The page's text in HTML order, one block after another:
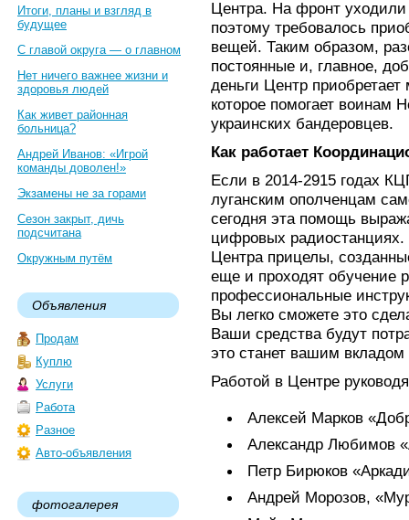
Итоги, планы и взгляд в
будущее
С главой округа — о главном
Нет ничего важнее жизни и
здоровья людей
Как живет районная
больница?
Андрей Иванов: «Игрой
команды доволен!»
Экзамены не за горами
Сезон закрыт, дичь
подсчитана
Окружным путём
Объявления
Продам
Куплю
Услуги
Работа
Разное
Авто-объявления
фотогалерея
Центра. На фронт
поэтому требовалось
вещей. Таким образом,
постоянные и, главное,
деньги Центр приобретает
которое помогает воинам
украинских бандеровцев.
Как работает
Если в 2014-2915 годах
луганским ополченцам
сегодня эта помощь
цифровых
Центра прицелы,
еще и проходят обучение
профессиональные
Вы легко сможете это
Ваши средства будут
это станет вашим
Работой в Центре
Алексей Марков
Александр Любимов
Петр Бирюков
Андрей Морозов,